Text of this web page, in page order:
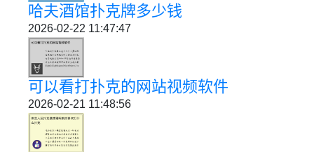
哈夫酒馆扑克牌多少钱
2026-02-22 11:47:47
可以看打扑克的网站视频软件
2026-02-21 11:48:56